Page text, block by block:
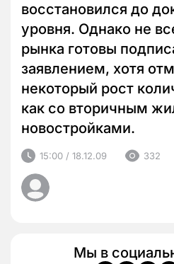
восстановился до
уровня. Однако не
рынка готовы
заявлением, хотя
некоторый рост
как со вторичным
новостройками.
15:00 / 18.12.09 332
Мы в